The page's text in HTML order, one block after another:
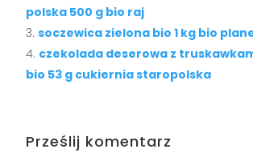
polska 500 g bio raj
soczewica zielona bio 1 kg bio
czekolada deserowa z
bio 53 g cukiernia staropolska
Prześlij komentarz